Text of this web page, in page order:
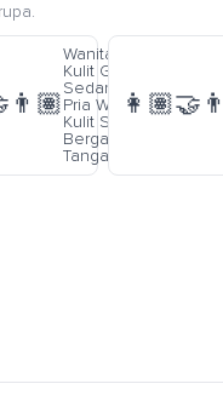
Wanita Warna
Kulit Gelap-
Sedang Dan
Pria Warna
Kulit Sedang
Bergandengan
Tangan